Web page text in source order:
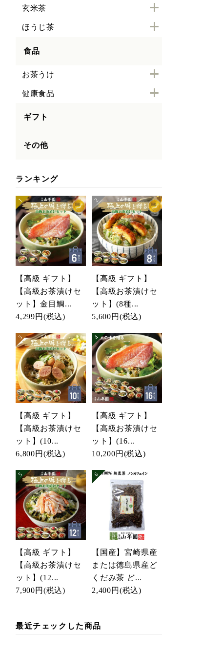
玄米茶
ほうじ茶
食品
お茶うけ
健康食品
ギフト
その他
ランキング
【高級 ギフト】
【高級お茶漬けセ
ット】金目鯛...
4,299円 (税込)
【高級 ギフト】
【高級お茶漬けセ
ット】(8種...
5,600円 (税込)
【高級 ギフト】
【高級お茶漬けセ
ット】(10...
6,800円 (税込)
【高級 ギフト】
【高級お茶漬けセ
ット】(16...
10,200円 (税込)
【高級 ギフト】
【高級お茶漬けセ
ット】(12...
7,900円 (税込)
【国産】宮崎県産
または徳島県産ど
くだみ茶 ど...
2,400円 (税込)
最近チェックした商品